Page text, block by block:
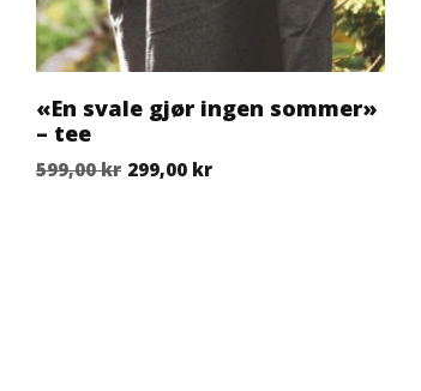
«En svale gjør ingen sommer»
– tee
599,00kr
Opprinnelig pris var: 599,00 kr.
299,00 kr
Nåværende pris er: 299,00 kr.